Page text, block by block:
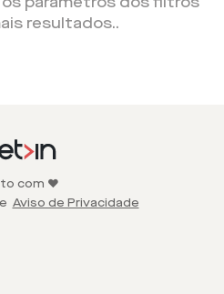
resultados..
com ❤️
e Aviso de Privacidade